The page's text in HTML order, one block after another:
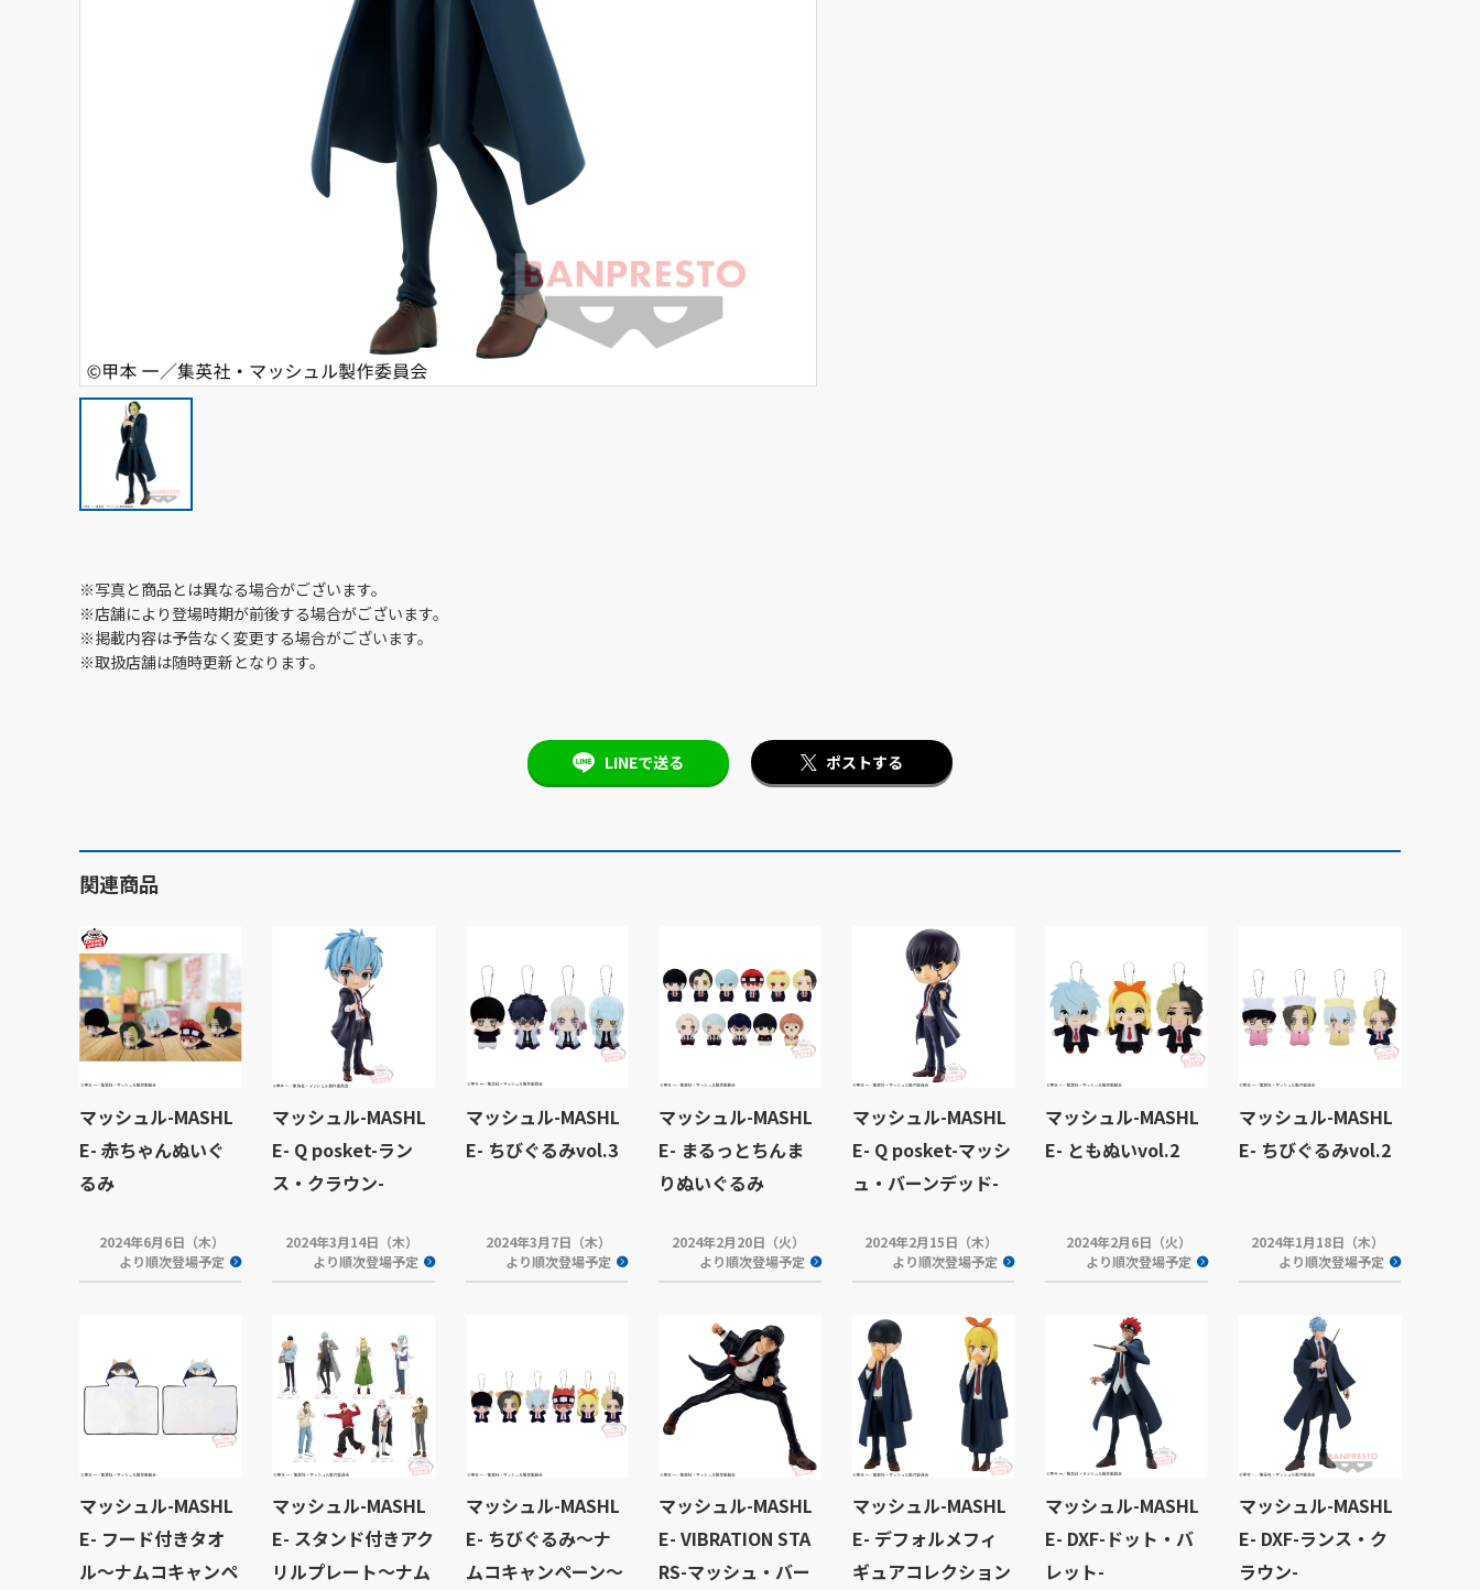
※写真と商品とは異なる場合がございます。
※店舗により登場時期が前後する場合がございます。
※掲載内容は予告なく変更する場合がございます。
※取扱店舗は随時更新となります。
LINEで送る ポストする
関連商品
マッシュル-MASHL
E- 赤ちゃんぬいぐ
るみ
2024年6月6日（木）
より順次登場予定
マッシュル-MASHL
E- Q posket-ラン
ス・クラウン-
2024年3月14日（木）
より順次登場予定
マッシュル-MASHL
E- ちびぐるみvol.3
2024年3月7日（木）
より順次登場予定
マッシュル-MASHL
E- まるっとちんま
りぬいぐるみ
2024年2月20日（火）
より順次登場予定
マッシュル-MASHL
E- Q posket-マッシ
ュ・バーンデッド-
2024年2月15日（木）
より順次登場予定
マッシュル-MASHL
E- ともぬいvol.2
2024年2月6日（火）
より順次登場予定
マッシュル-MASHL
E- ちびぐるみvol.2
2024年1月18日（木）
より順次登場予定
マッシュル-MASHL
E- フード付きタオ
ル～ナムコキャンペ
マッシュル-MASHL
E- スタンド付きアク
リルプレート～ナム
マッシュル-MASHL
E- ちびぐるみ～ナ
ムコキャンペーン～
マッシュル-MASHL
E- VIBRATION STA
RS-マッシュ・バー
マッシュル-MASHL
E- デフォルメフィ
ギュアコレクション
マッシュル-MASHL
E- DXF-ドット・バ
レット-
マッシュル-MASHL
E- DXF-ランス・ク
ラウン-